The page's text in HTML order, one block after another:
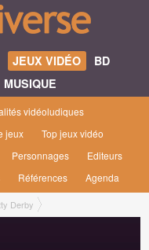
JEUX VIDÉO
BD
MUSIQUE
vidéoludiques
jeux
Top jeux vidéo
Personnages
Editeurs
Références Agenda
Derby